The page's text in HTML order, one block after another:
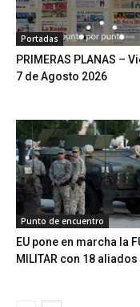
Portadas
PRIMERAS PLANAS –
7 de Agosto 2026
Punto de encuentro
EU pone en marcha la
MILITAR con 18 aliados